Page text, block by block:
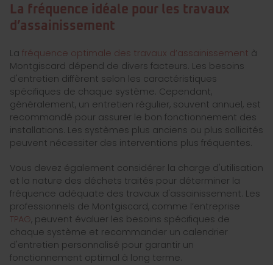
La fréquence idéale pour les travaux
d’assainissement
La fréquence optimale des travaux d’assainissement à
Montgiscard dépend de divers facteurs. Les besoins
d'entretien diffèrent selon les caractéristiques
spécifiques de chaque système. Cependant,
généralement, un entretien régulier, souvent annuel, est
recommandé pour assurer le bon fonctionnement des
installations. Les systèmes plus anciens ou plus sollicités
peuvent nécessiter des interventions plus fréquentes.
Vous devez également considérer la charge d'utilisation
et la nature des déchets traités pour déterminer la
fréquence adéquate des travaux d'assainissement. Les
professionnels de Montgiscard, comme l’entreprise
TPAG, peuvent évaluer les besoins spécifiques de
chaque système et recommander un calendrier
d'entretien personnalisé pour garantir un
fonctionnement optimal à long terme.